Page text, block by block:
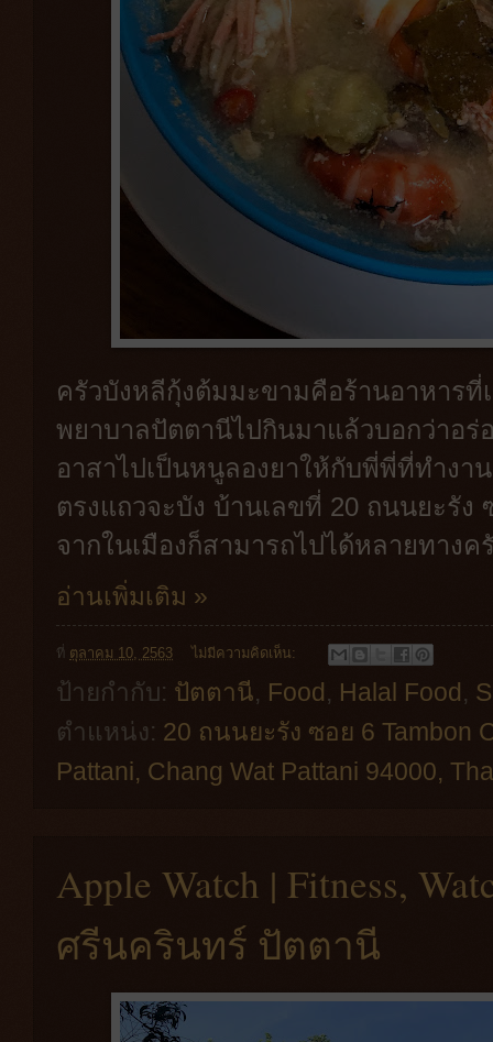
ครัวบังหลีกุ้งต้มมะขามคือร้านอาหารที่
พยาบาลปัตตานีไปกินมาแล้วบอกว่าอ
อาสาไปเป็นหนูลองยาให้กับพี่พี่ที่ทำงา
ตรงแถวจะบัง บ้านเลขที่ 20 ถนนยะรัง
จากในเมืองก็สามารถไปได้หลายทาง
อ่านเพิ่มเติม »
ที่ ตุลาคม 10, 2563 ไม่มีความคิดเห็น:
ป้ายกำกับ: ปัตตานี, Food, Halal Food,
ตำแหน่ง: 20 ถนนยะรัง ซอย 6 Tambon
Pattani, Chang Wat Pattani 94000,
Apple Watch | Fitness,
ศรีนครินทร์ ปัตตานี